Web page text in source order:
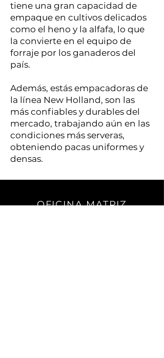
tiene una gran capacidad de
empaque en cultivos delicados
como el heno y la alfafa, lo que
la convierte en el equipo de
forraje por los ganaderos del
país.
Además, estás empacadoras de
la línea New Holland, son las
más confiables y durables del
mercado, trabajando aún en las
condiciones más serveras,
obteniendo pacas uniformes y
densas.
OFICINA MATRIZ